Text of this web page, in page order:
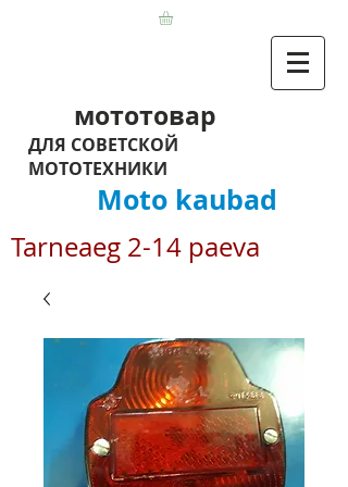
мототовар
ДЛЯ СОВЕТСКОЙ
МОТОТЕХНИКИ
Moto kaubad
Tarneaeg 2-14 paeva